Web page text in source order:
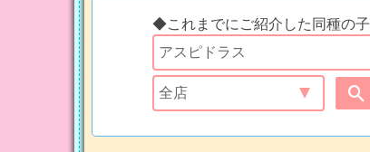
◆これまでにご紹介した同種の子